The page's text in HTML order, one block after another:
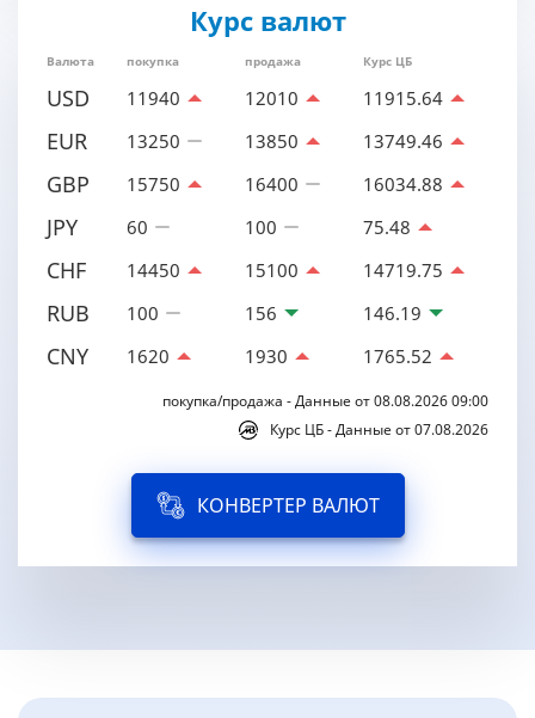
Курс валют
Валюта покупка продажа Курс ЦБ
USD 11940 12010 11915.64
EUR 13250 13850 13749.46
GBP 15750 16400 16034.88
JPY 60 100 75.48
CHF 14450 15100 14719.75
RUB 100 156 146.19
CNY 1620 1930 1765.52
покупка/продажа - Данные от 08.08.2026 09:00
Курс ЦБ - Данные от 07.08.2026
КОНВЕРТЕР ВАЛЮТ